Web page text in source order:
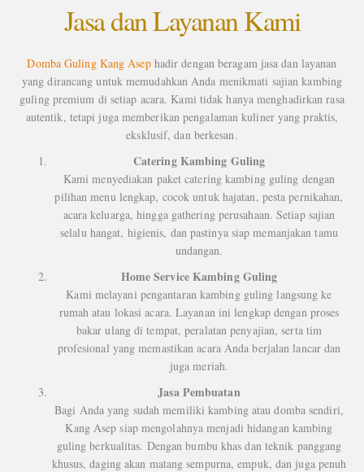
Jasa dan Layanan Kami
Domba Guling Kang Asephadir dengan beragam jasa dan layanan
yang dirancang untuk memudahkan Anda menikmati sajian kambing
guling premium di setiap acara. Kami tidak hanya menghadirkan rasa
autentik, tetapi juga memberikan pengalaman kuliner yang praktis,
eksklusif, dan berkesan.
Catering Kambing Guling
Kami menyediakan paket catering kambing guling dengan
pilihan menu lengkap, cocok untuk hajatan, pesta pernikahan,
acara keluarga, hingga gathering perusahaan. Setiap sajian
selalu hangat, higienis, dan pastinya siap memanjakan tamu
undangan.
Home Service Kambing Guling
Kami melayani pengantaran kambing guling langsung ke
rumah atau lokasi acara. Layanan ini lengkap dengan proses
bakar ulang di tempat, peralatan penyajian, serta tim
profesional yang memastikan acara Anda berjalan lancar dan
juga meriah.
Jasa Pembuatan
Bagi Anda yang sudah memiliki kambing atau domba sendiri,
Kang Asep siap mengolahnya menjadi hidangan kambing
guling berkualitas. Dengan bumbu khas dan teknik panggang
khusus, daging akan matang sempurna, empuk, dan juga penuh